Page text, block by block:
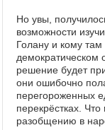
Но увы,
возможности
Голану и кому
демократическом
решение будет
они ошибочно
перегороженных
перекрёстках.
разобщению в